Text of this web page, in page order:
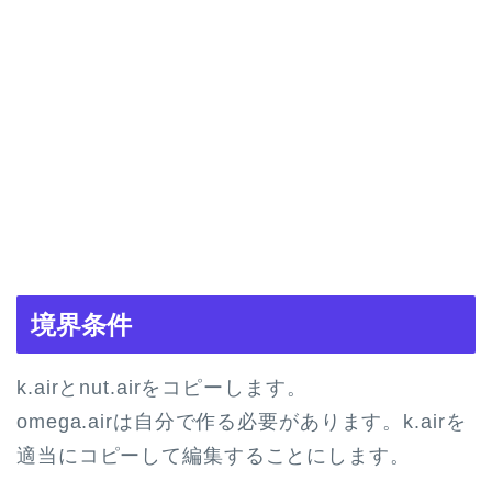
境界条件
k.airとnut.airをコピーします。
omega.airは自分で作る必要があります。k.airを
適当にコピーして編集することにします。